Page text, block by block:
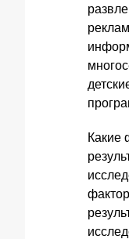
Какие